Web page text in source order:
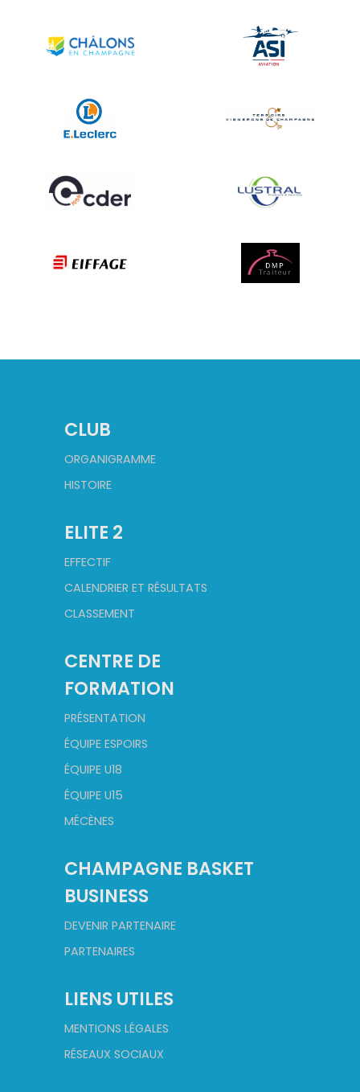
CLUB
ORGANIGRAMME
HISTOIRE
ELITE 2
EFFECTIF
CALENDRIER ET RÉSULTATS
CLASSEMENT
CENTRE DE
FORMATION
PRÉSENTATION
ÉQUIPE ESPOIRS
ÉQUIPE U18
ÉQUIPE U15
MÉCÈNES
CHAMPAGNE BASKET
BUSINESS
DEVENIR PARTENAIRE
PARTENAIRES
LIENS UTILES
MENTIONS LÉGALES
RÉSEAUX SOCIAUX